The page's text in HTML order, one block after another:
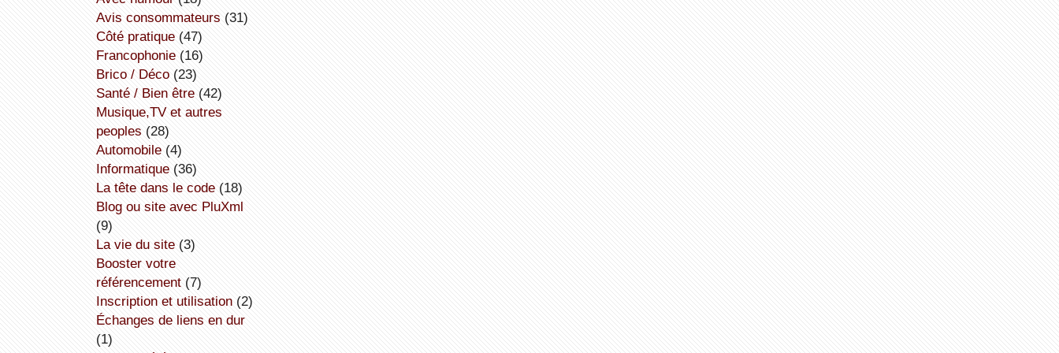
avis consommateurs (31)
côté pratique(47)
Francophonie(16)
Brico / Déco(23)
Santé / Bien être(42)
Musique,TV et autres
peoples (28)
Automobile(4)
informatique(36)
la tête dans le code(18)
Blog ou site avec PluXml
(9)
la vie du site(3)
booster votre
référencement(7)
inscription et utilisation(2)
échanges de liens en dur
(1)